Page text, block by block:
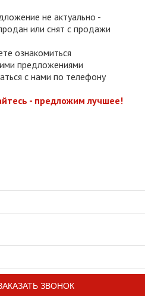
не актуально -
или снят с продажи
ознакомиться
предложениями
с нами по телефону
- предложим лучшее!